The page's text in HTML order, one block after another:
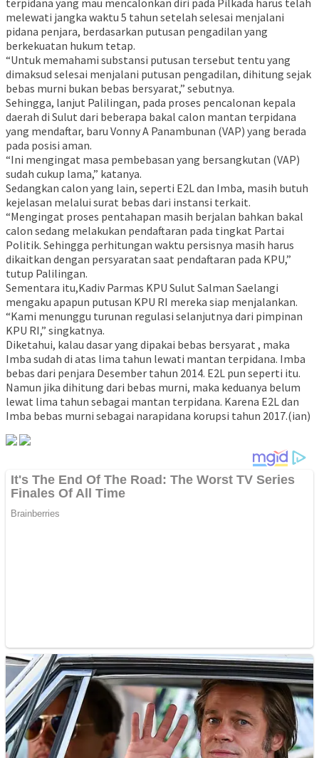
terpidana yang mau mencalonkan diri pada Pilkada harus telah
melewati jangka waktu 5 tahun setelah selesai menjalani
pidana penjara, berdasarkan putusan pengadilan yang
berkekuatan hukum tetap.
“Untuk memahami substansi putusan tersebut tentu yang
dimaksud selesai menjalani putusan pengadilan, dihitung sejak
bebas murni bukan bebas bersyarat,” sebutnya.
Sehingga, lanjut Palilingan, pada proses pencalonan kepala
daerah di Sulut dari beberapa bakal calon mantan terpidana
yang mendaftar, baru Vonny A Panambunan (VAP) yang berada
pada posisi aman.
“Ini mengingat masa pembebasan yang bersangkutan (VAP)
sudah cukup lama,” katanya.
Sedangkan calon yang lain, seperti E2L dan Imba, masih butuh
kejelasan melalui surat bebas dari instansi terkait.
“Mengingat proses pentahapan masih berjalan bahkan bakal
calon sedang melakukan pendaftaran pada tingkat Partai
Politik. Sehingga perhitungan waktu persisnya masih harus
dikaitkan dengan persyaratan saat pendaftaran pada KPU,”
tutup Palilingan.
Sementara itu,Kadiv Parmas KPU Sulut Salman Saelangi
mengaku apapun putusan KPU RI mereka siap menjalankan.
“Kami menunggu turunan regulasi selanjutnya dari pimpinan
KPU RI,” singkatnya.
Diketahui, kalau dasar yang dipakai bebas bersyarat , maka
Imba sudah di atas lima tahun lewati mantan terpidana. Imba
bebas dari penjara Desember tahun 2014. E2L pun seperti itu.
Namun jika dihitung dari bebas murni, maka keduanya belum
lewat lima tahun sebagai mantan terpidana. Karena E2L dan
Imba bebas murni sebagai narapidana korupsi tahun 2017.(ian)